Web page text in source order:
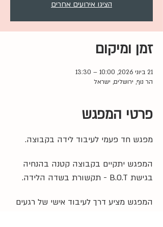
הציגו אירועים אחרים
זמן ומיקום
21 ביוני 2026, 10:00 – 13:30
הר נוף, ירושלים, ישראל
פרטי המפגש
מפגש חד פעמי לעיבוד לידה בקבוצה.
המפגש יתקיים בקבוצה קטנה בהנחיה
בגישת B.O.T - תקשורת בשדה הלידה.
המפגש מציע דרך לעיבוד אישי של רגעים